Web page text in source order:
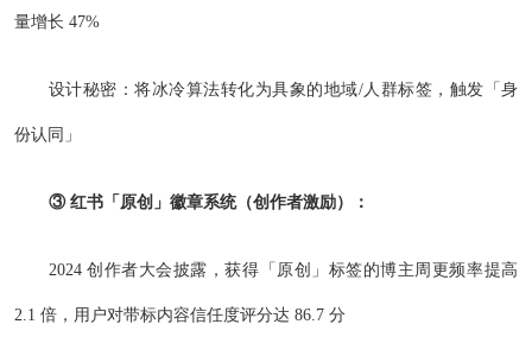
量增长 47%
设计秘密：将冰冷算法转化为具象的地域/人群标签，触发「身
份认同」
③ 红书「原创」徽章系统（创作者激励）：
2024 创作者大会披露，获得「原创」标签的博主周更频率提高
2.1 倍，用户对带标内容信任度评分达 86.7 分